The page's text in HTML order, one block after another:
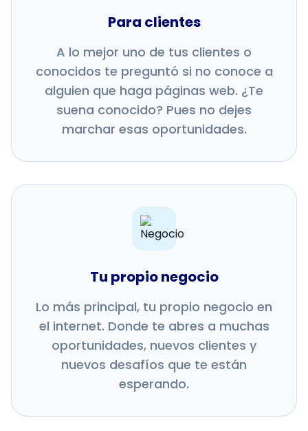
Para clientes
A lo mejor uno de tus clientes o
conocidos te preguntó si no conoce a
alguien que haga páginas web. ¿Te
suena conocido? Pues no dejes
marchar esas oportunidades.
Tu propio negocio
Lo más principal, tu propio negocio en
el internet. Donde te abres a muchas
oportunidades, nuevos clientes y
nuevos desafíos que te están
esperando.